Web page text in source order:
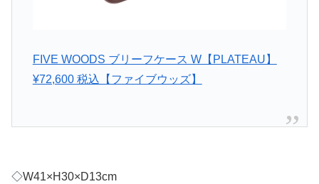
FIVE WOODS ブリーフケース W【PLATEAU】
¥72,600 税込【ファイブウッズ】
◇W41×H30×D13cm